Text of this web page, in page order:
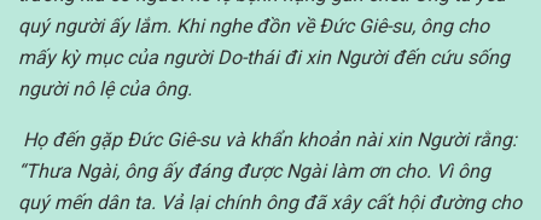
quý người ấy lắm. Khi nghe đồn về Đức Giê-su, ông cho
mấy kỳ mục của người Do-thái đi xin Người đến cứu sống
người nô lệ của ông.
Họ đến gặp Đức Giê-su và khẩn khoản nài xin Người rằng:
“Thưa Ngài, ông ấy đáng được Ngài làm ơn cho. Vì ông
quý mến dân ta. Vả lại chính ông đã xây cất hội đường cho